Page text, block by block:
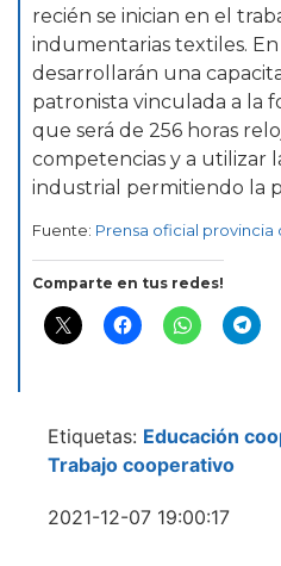
recién se inician en el
indumentarias textiles.
desarrollarán una
patronista vinculada a la
que será de 256 horas
competencias y a utilizar
industrial permitiendo la
Fuente: Prensa oficial provincia
Comparte en tus redes!
Etiquetas: Educación
Trabajo cooperativo
2021-12-07 19:00:17